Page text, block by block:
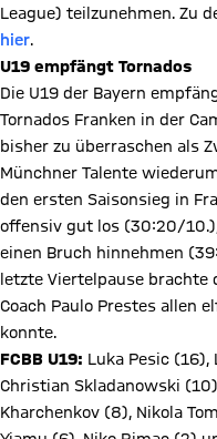
League) teilzunehmen. Zu
hier.
U19 empfängt Tornados
Die U19 der Bayern
Tornados Franken in der
bisher zu überraschen als
Münchner Talente
den ersten Saisonsieg in
offensiv gut los (30:20/
einen Bruch hinnehmen
letzte Viertelpause brachte
Coach Paulo Prestes allen
konnte.
FCBB U19: Luka Pesic
Christian Skladanowski
Kharchenkov (8), Nikola